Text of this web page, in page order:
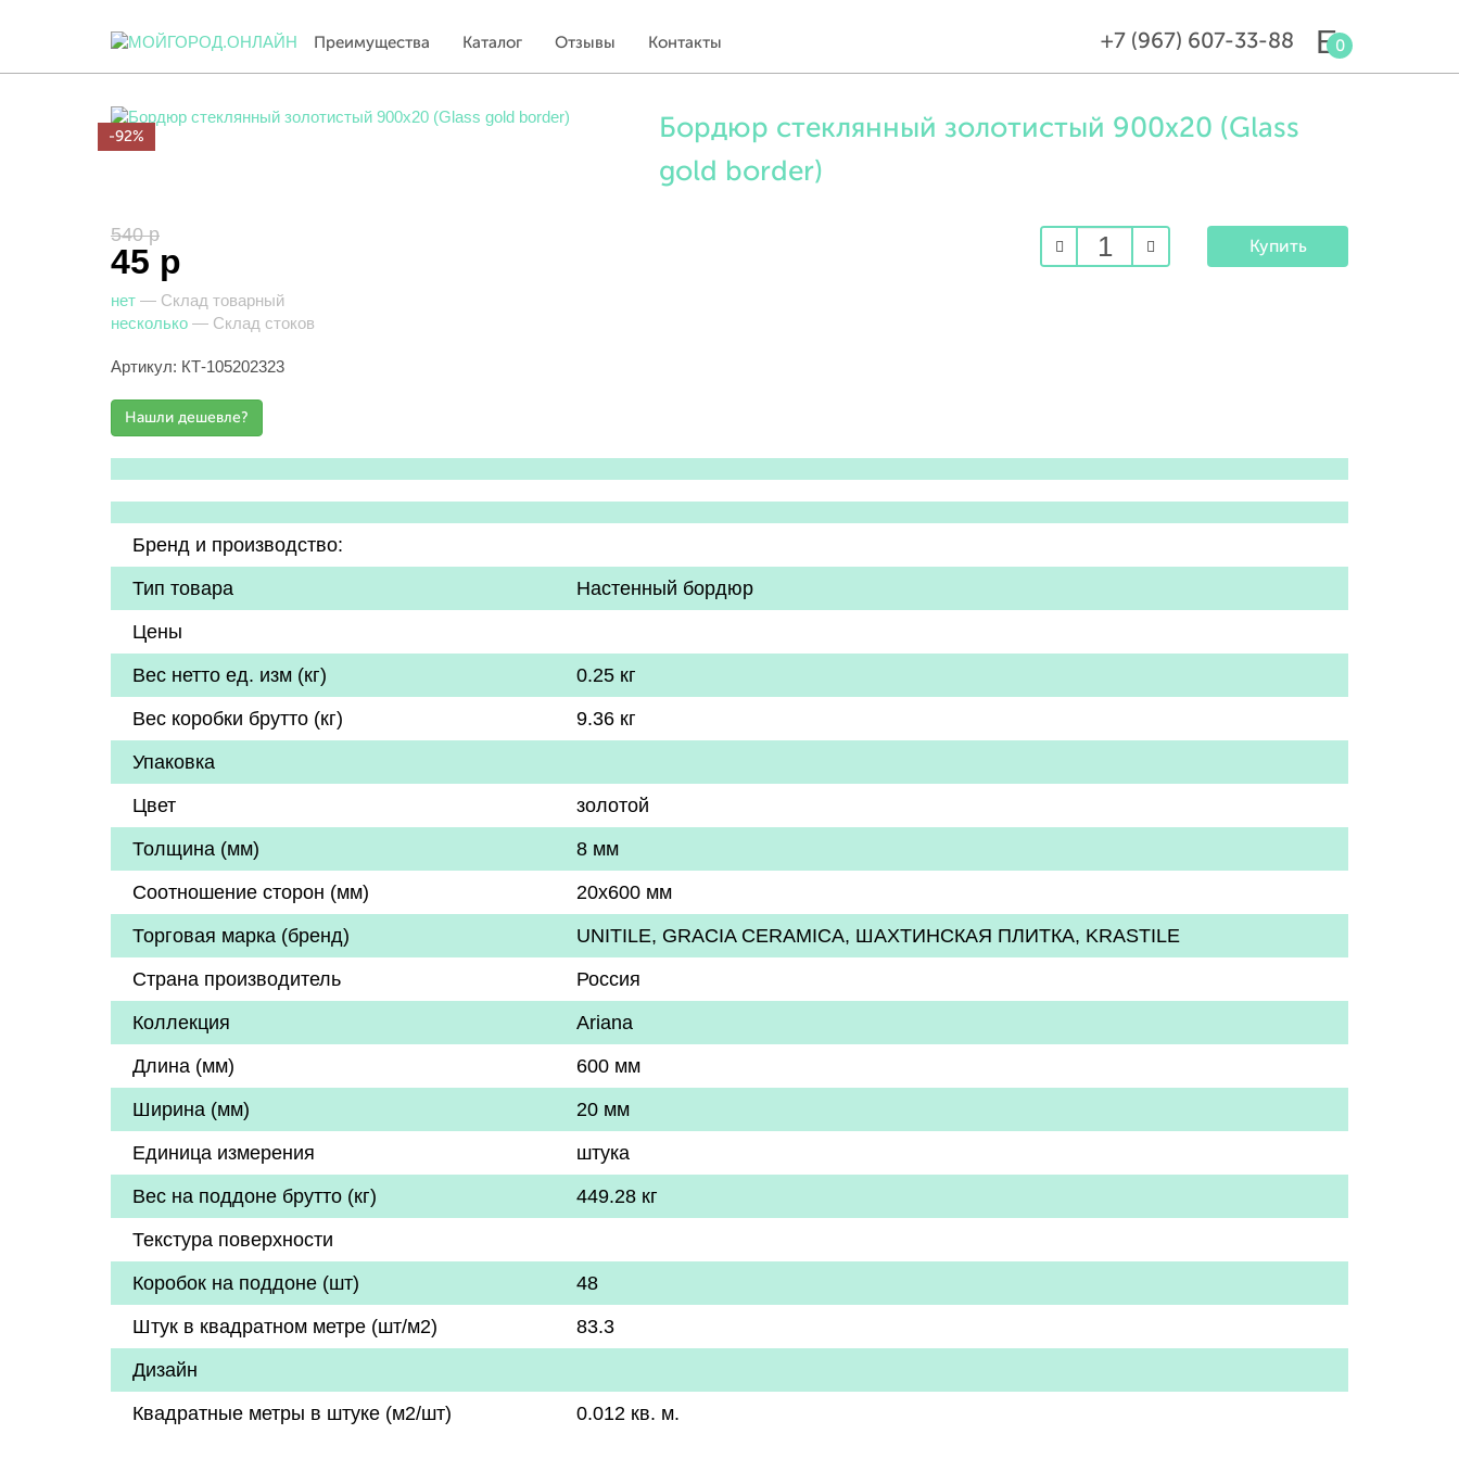
Преимущества Каталог Отзывы Контакты +7 (967) 607-33-88 0
-92%
Бордюр стеклянный золотистый 900х20 (Glass
gold border)
540 р
45 р
нет — Склад товарный
несколько — Склад стоков
Артикул: КТ-105202323
Бренд и производство:
Тип товара
Настенный бордюр
Цены
Вес нетто ед. изм (кг)
0.25 кг
Вес коробки брутто (кг)
9.36 кг
Упаковка
Цвет
золотой
Толщина (мм)
8 мм
Соотношение сторон (мм)
20x600 мм
Торговая марка (бренд)
UNITILE, GRACIA CERAMICA, ШАХТИНСКАЯ ПЛИТКА, KRASTILE
Страна производитель
Россия
Коллекция
Ariana
Длина (мм)
600 мм
Ширина (мм)
20 мм
Единица измерения
штука
Вес на поддоне брутто (кг)
449.28 кг
Текстура поверхности
Коробок на поддоне (шт)
48
Штук в квадратном метре (шт/м2)
83.3
Дизайн
Квадратные метры в штуке (м2/шт)
0.012 кв. м.